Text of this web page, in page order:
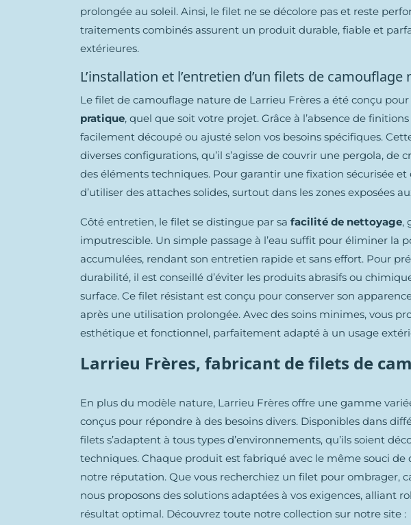
prolongée au soleil. Ainsi, le filet ne se décolore pas et reste
traitements combinés assurent un produit durable, fiable et
extérieures.
L’installation et l’entretien d’un filets de camouflage
Le filet de camouflage nature de Larrieu Frères a été conçu
pratique, quel que soit votre projet. Grâce à l’absence de
facilement découpé ou ajusté selon vos besoins spécifiques.
diverses configurations, qu’il s’agisse de couvrir une pergola, de
des éléments techniques. Pour garantir une fixation sécurisée
d’utiliser des attaches solides, surtout dans les zones exposées
Côté entretien, le filet se distingue par sa facilité de nettoyage,
imputrescible. Un simple passage à l’eau suffit pour éliminer la
accumulées, rendant son entretien rapide et sans effort. Pour
durabilité, il est conseillé d’éviter les produits abrasifs ou
surface. Ce filet résistant est conçu pour conserver son
après une utilisation prolongée. Avec des soins minimes, vous
esthétique et fonctionnel, parfaitement adapté à un usage
Larrieu Frères, fabricant de filets de
En plus du modèle nature, Larrieu Frères offre une gamme
conçus pour répondre à des besoins divers. Disponibles dans
filets s’adaptent à tous types d’environnements, qu’ils soient
techniques. Chaque produit est fabriqué avec le même souci
notre réputation. Que vous recherchiez un filet pour ombrager,
nous proposons des solutions adaptées à vos exigences, alliant
résultat optimal. Découvrez toute notre collection sur notre site :